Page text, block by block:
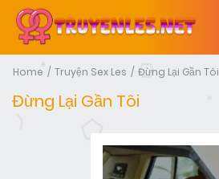
Home Truyện Sex Les Đừng Lại Gần Tôi
Đừng Lại Gần Tôi